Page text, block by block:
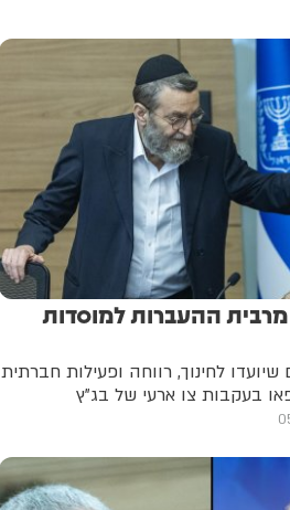
ההעברות למוסדות
שיועדו לחינוך, רווחה ופעילות חברתית
בעקבות צו ארעי של בג"ץ